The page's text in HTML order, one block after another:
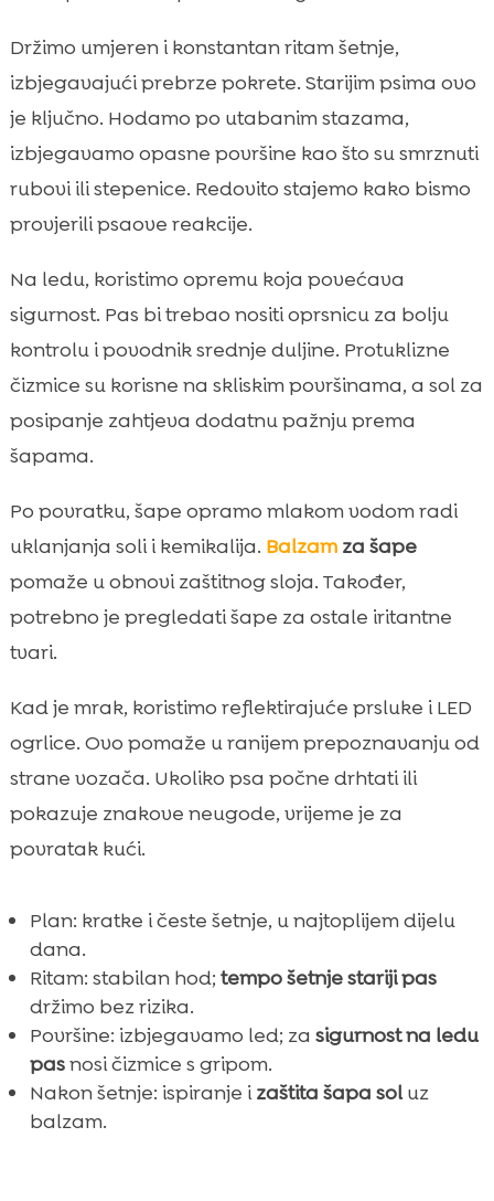
Držimo umjeren i konstantan ritam šetnje,
izbjegavajući prebrze pokrete. Starijim psima ovo
je ključno. Hodamo po utabanim stazama,
izbjegavamo opasne površine kao što su smrznuti
rubovi ili stepenice. Redovito stajemo kako bismo
provjerili psaove reakcije.
Na ledu, koristimo opremu koja povećava
sigurnost. Pas bi trebao nositi oprsnicu za bolju
kontrolu i povodnik srednje duljine. Protuklizne
čizmice su korisne na skliskim površinama, a sol za
posipanje zahtjeva dodatnu pažnju prema
šapama.
Po povratku, šape opramo mlakom vodom radi
uklanjanja soli i kemikalija. Balzamza šape
pomaže u obnovi zaštitnog sloja. Također,
potrebno je pregledati šape za ostale iritantne
tvari.
Kad je mrak, koristimo reflektirajuće prsluke i LED
ogrlice. Ovo pomaže u ranijem prepoznavanju od
strane vozača. Ukoliko psa počne drhtati ili
pokazuje znakove neugode, vrijeme je za
povratak kući.
Plan: kratke i česte šetnje, u najtoplijem dijelu
dana.
Ritam: stabilan hod; tempo šetnje stariji pas
držimo bez rizika.
Površine: izbjegavamo led; za sigurnost na ledu
pasnosi čizmice s gripom.
Nakon šetnje: ispiranje izaštita šapa soluz
balzam.